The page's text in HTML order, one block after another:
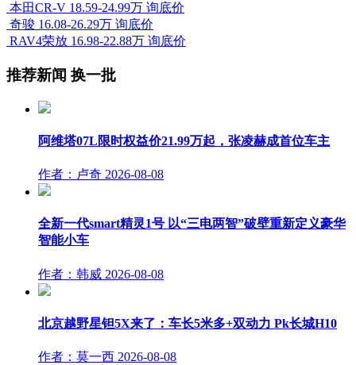
本田CR-V 18.59-24.99万 询底价
奇骏 16.08-26.29万 询底价
RAV4荣放 16.98-22.88万 询底价
推荐新闻 换一批
阿维塔07L限时权益价21.99万起，张凌赫成首位车主
作者：卢奇 2026-08-08
全新一代smart精灵1号 以“三电两智”破壁重新定义豪华
智能小车
作者：韩威 2026-08-08
北京越野星钽5X来了：车长5米多+双动力 Pk长城H10
作者：莫一西 2026-08-08